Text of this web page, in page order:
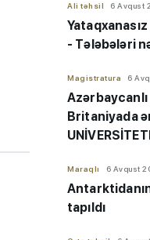
Ali təhsil 6 Avqust
- Tələbələri
Magistratura 6
Britaniyada
Maraqlı 6 Avqust
tapıldı